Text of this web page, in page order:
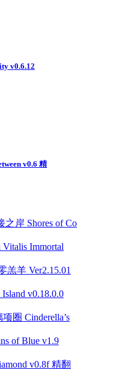
v0.6.12
v0.6 精
岸 Shores of Co
Immortal
羔羊 Ver2.15.01
v0.18.0.0
圈 Cinderella’s
of Blue v1.9
v0.8f 精翻